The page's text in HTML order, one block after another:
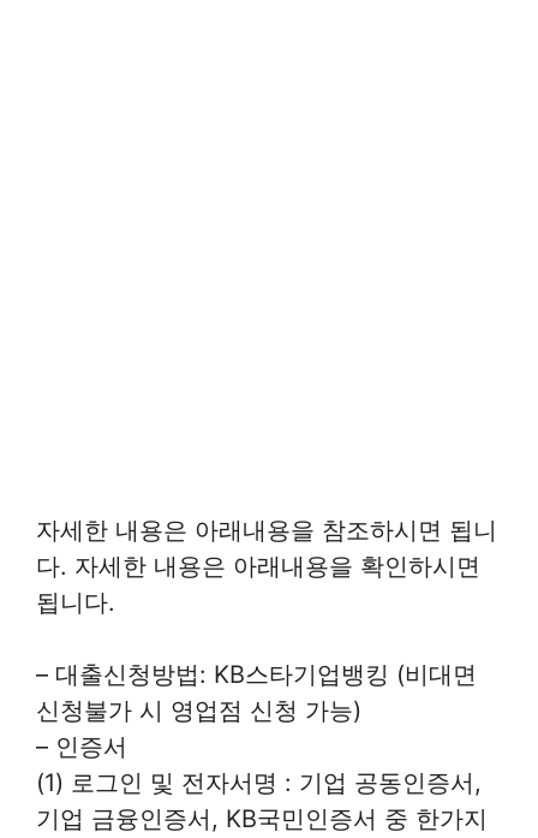
자세한 내용은 아래내용을 참조하시면 됩니
다. 자세한 내용은 아래내용을 확인하시면
됩니다.
– 대출신청방법: KB스타기업뱅킹 (비대면
신청불가 시 영업점 신청 가능)
– 인증서
(1) 로그인 및 전자서명 : 기업 공동인증서,
기업 금융인증서, KB국민인증서 중 한가지